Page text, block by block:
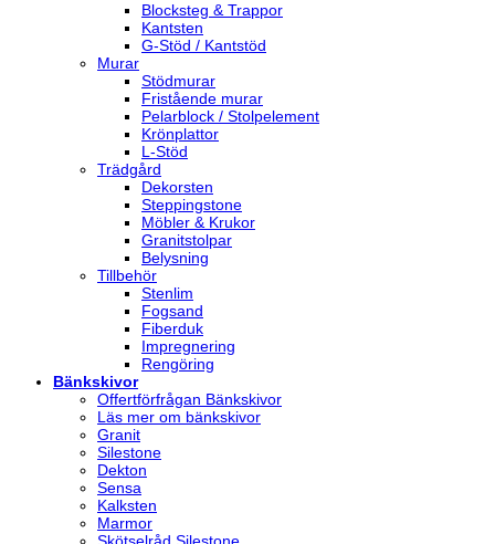
Blocksteg & Trappor
Kantsten
G-Stöd / Kantstöd
Murar
Stödmurar
Fristående murar
Pelarblock / Stolpelement
Krönplattor
L-Stöd
Trädgård
Dekorsten
Steppingstone
Möbler & Krukor
Granitstolpar
Belysning
Tillbehör
Stenlim
Fogsand
Fiberduk
Impregnering
Rengöring
Bänkskivor
Offertförfrågan Bänkskivor
Läs mer om bänkskivor
Granit
Silestone
Dekton
Sensa
Kalksten
Marmor